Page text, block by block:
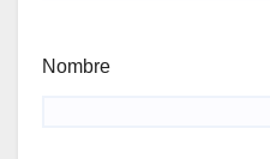
Nombre